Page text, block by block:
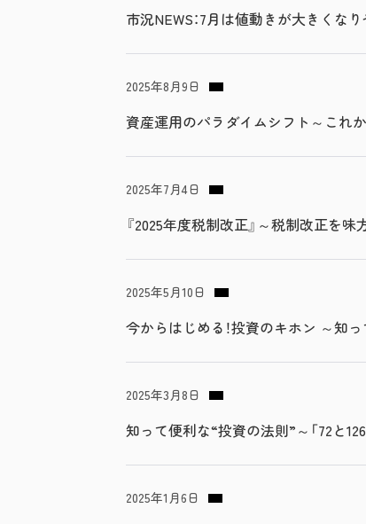
市況NEWS：7月は値動きが大きくなり
2025年8月9日
資産運用のパラダイムシフト～これ
2025年7月4日
『2025年度税制改正』～税制改正を
2025年5月10日
今からはじめる！投資のキホン ～知
2025年3月8日
知って便利な“投資の法則”～「72と
2025年1月6日